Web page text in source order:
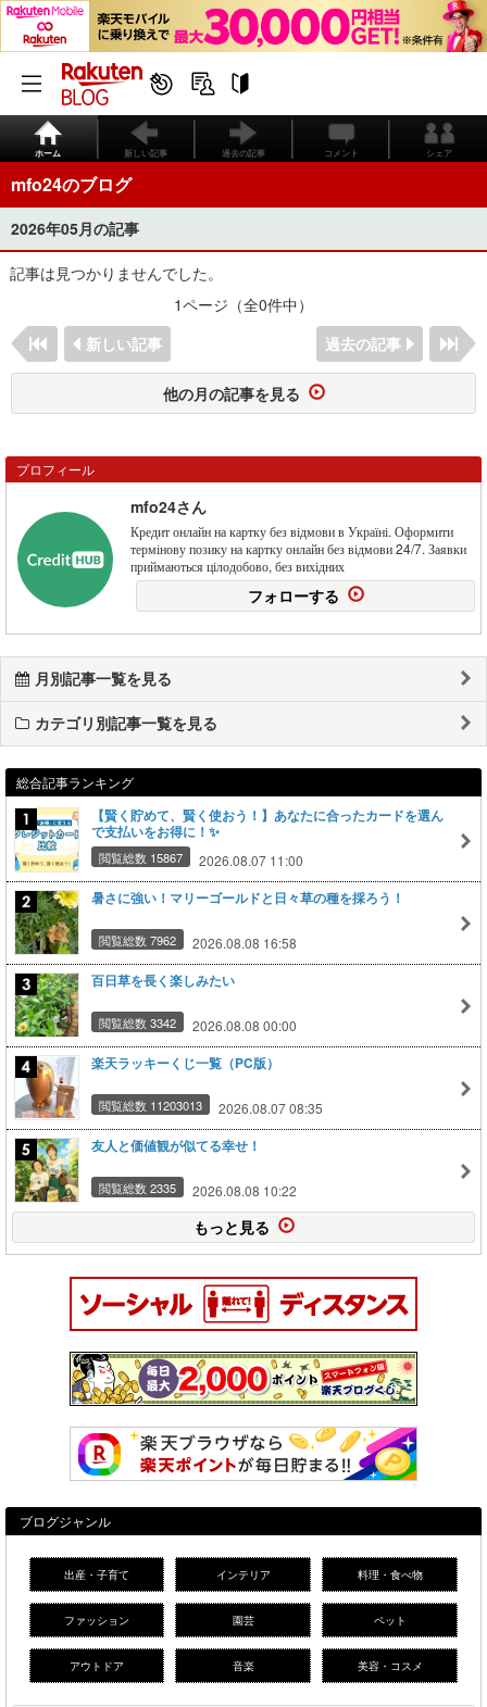
ホーム 新しい記事 過去の記事 コメント シェア
mfo24のブログ
2026年05月の記事
記事は見つかりませんでした。
1ページ（全0件中）
新しい記事
過去の記事
他の月の記事を見る
プロフィール
mfo24さん
Кредит онлайн на картку без відмови в Україні. Оформити
термінову позику на картку онлайн без відмови 24/7. Заявки
приймаються цілодобово, без вихідних
フォローする
月別記事一覧を見る
カテゴリ別記事一覧を見る
総合記事ランキング
【賢く貯めて、賢く使おう！】あなたに合ったカードを選ん
で支払いをお得に！✨
閲覧総数 15867 2026.08.07 11:00
暑さに強い！マリーゴールドと日々草の種を採ろう！
閲覧総数 7962 2026.08.08 16:58
百日草を長く楽しみたい
閲覧総数 3342 2026.08.08 00:00
楽天ラッキーくじ一覧（PC版）
閲覧総数 11203013 2026.08.07 08:35
友人と価値観が似てる幸せ！
閲覧総数 2335 2026.08.08 10:22
もっと見る
ブログジャンル
出産・子育て インテリア 料理・食べ物
ファッション 園芸 ペット
アウトドア 音楽 美容・コスメ